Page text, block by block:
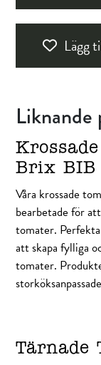
Lägg
Brix BIB
Våra krossade
bearbetade för
tomater.
att skapa fylliga
tomater.
Tärnade